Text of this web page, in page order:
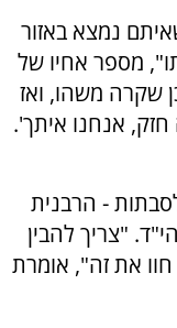
נמצא באזור
מספר אחיו של
שקרה משהו, ואז
אנחנו איתך'.
- הרבנית
"צריך להבין
חוו את זה", אומרת